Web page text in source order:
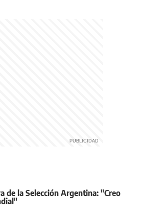
de la Selección Argentina: "Creo